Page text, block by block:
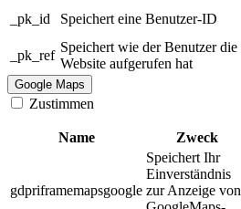
_pk_id Speichert eine Benutzer-ID
_pk_ref
Speichert wie der Benutzer die
Website aufgerufen hat
Google Maps
Zustimmen
Name Zweck
gdpriframemapsgoogle
Speichert Ihr
Einverständnis
zur Anzeige von